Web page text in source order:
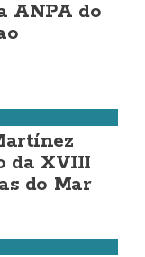
ANPA do
da XVIII
do Mar